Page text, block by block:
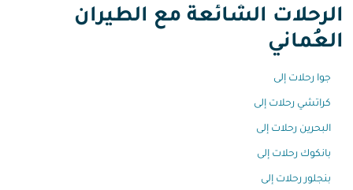
الرحلات الشائعة مع الطيران
العُماني
جوا رحلات إلى
كراتشي رحلات إلى
البحرين رحلات إلى
بانكوك رحلات إلى
بنجلور رحلات إلى